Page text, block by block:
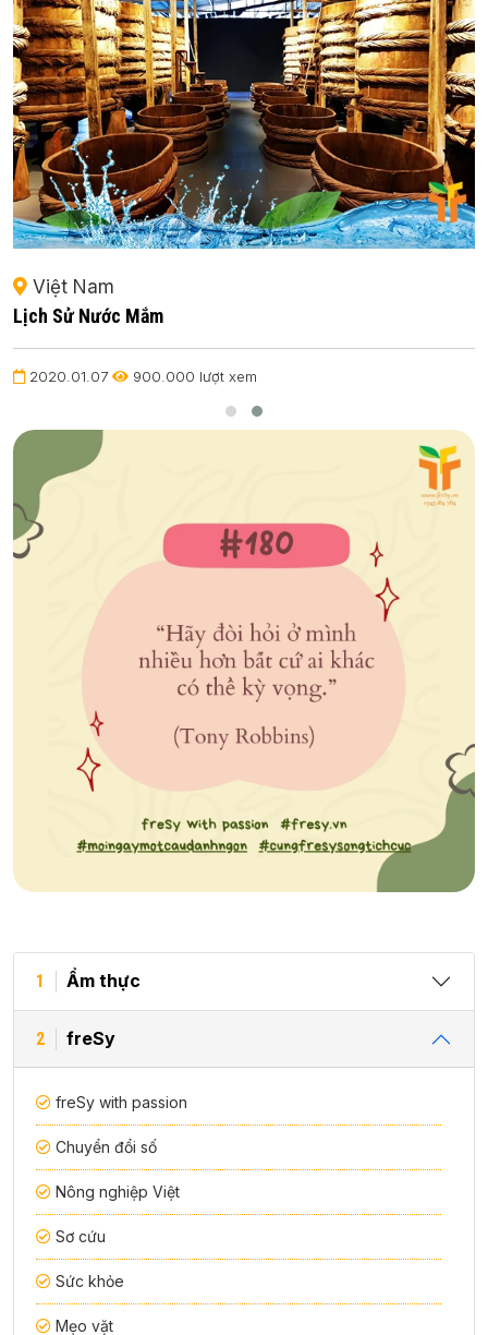
Việt Nam
Lịch Sử Nước Mắm
2020.01.07 900.000 lượt xem
1 Ẩm thực
2 freSy
freSy with passion
Chuyển đổi số
Nông nghiệp Việt
Sơ cứu
Sức khỏe
Mẹo vặt